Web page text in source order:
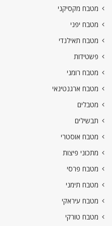
מטבח מקסיקני
מטבח יפני
מטבח תאילנדי
פשטידות
מטבח רומני
מטבח ארגנטינאי
מטבלים
תבשילים
מטבח אוסטרי
מתכוני פיצות
מטבח פרסי
מטבח תימני
מטבח עיראקי
מטבח טורקי